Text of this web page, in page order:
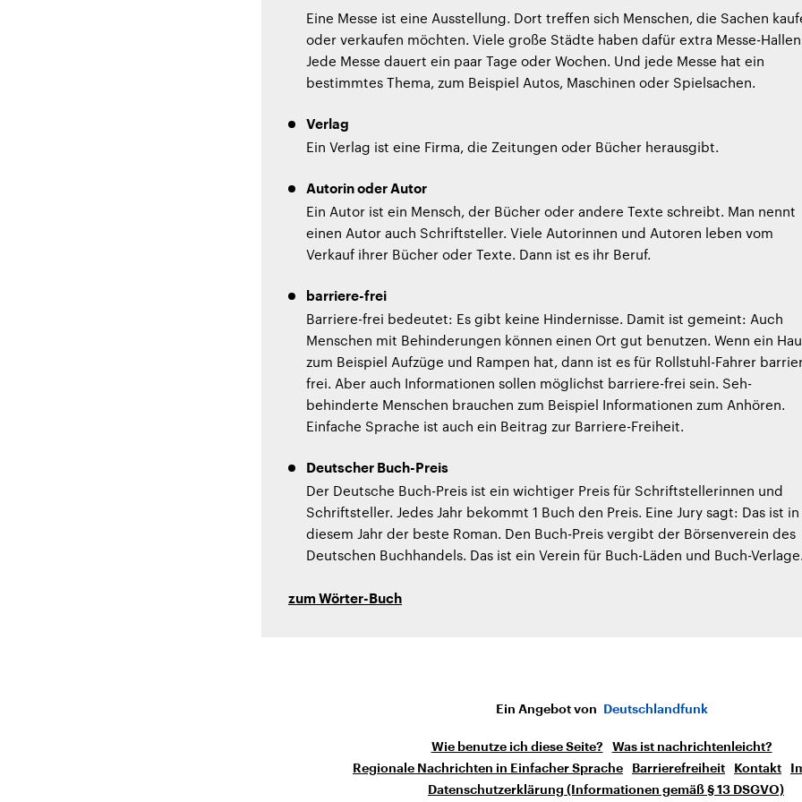
Eine Messe ist eine Ausstellung. Dort treffen sich Menschen, die Sachen
oder verkaufen möchten. Viele große Städte haben dafür extra Messe-
Jede Messe dauert ein paar Tage oder Wochen. Und jede Messe hat ein
bestimmtes Thema, zum Beispiel Autos, Maschinen oder Spielsachen.
Verlag
Ein Verlag ist eine Firma, die Zeitungen oder Bücher herausgibt.
Autorin oder Autor
Ein Autor ist ein Mensch, der Bücher oder andere Texte schreibt. Man nennt
einen Autor auch Schriftsteller. Viele Autorinnen und Autoren leben vom
Verkauf ihrer Bücher oder Texte. Dann ist es ihr Beruf.
barriere-frei
Barriere-frei bedeutet: Es gibt keine Hindernisse. Damit ist gemeint: Auch
Menschen mit Behinderungen können einen Ort gut benutzen. Wenn ein
zum Beispiel Aufzüge und Rampen hat, dann ist es für Rollstuhl-Fahrer
frei. Aber auch Informationen sollen möglichst barriere-frei sein. Seh-
behinderte Menschen brauchen zum Beispiel Informationen zum Anhören.
Einfache Sprache ist auch ein Beitrag zur Barriere-Freiheit.
Deutscher Buch-Preis
Der Deutsche Buch-Preis ist ein wichtiger Preis für Schriftstellerinnen und
Schriftsteller. Jedes Jahr bekommt 1 Buch den Preis. Eine Jury sagt: Das ist in
diesem Jahr der beste Roman. Den Buch-Preis vergibt der Börsenverein des
Deutschen Buchhandels. Das ist ein Verein für Buch-Läden und Buch-Verlage.
zum Wörter-Buch
Ein Angebot von Deutschlandfunk
Wie benutze ich diese Seite?
Was ist nachrichtenleicht?
Regionale Nachrichten in Einfacher Sprache
Barrierefreiheit Kontakt
Datenschutzerklärung (Informationen gemäß § 13 DSGVO)